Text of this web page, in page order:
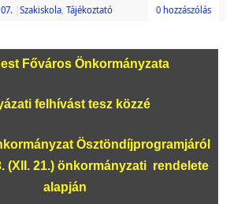
Szakiskola, Tájékoztató 0 hozzászólás
Főváros Önkormányzata
felhívást tesz közzé
Ösztöndíjprogramjáról
(XII. 21.) önkormányzati rendelete
alapján